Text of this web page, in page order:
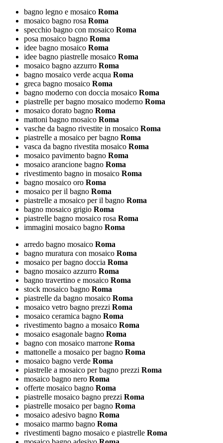
bagno legno e mosaico Roma
mosaico bagno rosa Roma
specchio bagno con mosaico Roma
posa mosaico bagno Roma
idee bagno mosaico Roma
idee bagno piastrelle mosaico Roma
mosaico bagno azzurro Roma
bagno mosaico verde acqua Roma
greca bagno mosaico Roma
bagno moderno con doccia mosaico Roma
piastrelle per bagno mosaico moderno Roma
mosaico dorato bagno Roma
mattoni bagno mosaico Roma
vasche da bagno rivestite in mosaico Roma
piastrelle a mosaico per bagno Roma
vasca da bagno rivestita mosaico Roma
mosaico pavimento bagno Roma
mosaico arancione bagno Roma
rivestimento bagno in mosaico Roma
bagno mosaico oro Roma
mosaico per il bagno Roma
piastrelle a mosaico per il bagno Roma
bagno mosaico grigio Roma
piastrelle bagno mosaico rosa Roma
immagini mosaico bagno Roma
arredo bagno mosaico Roma
bagno muratura con mosaico Roma
mosaico per bagno doccia Roma
bagno mosaico azzurro Roma
bagno travertino e mosaico Roma
stock mosaico bagno Roma
piastrelle da bagno mosaico Roma
mosaico vetro bagno prezzi Roma
mosaico ceramica bagno Roma
rivestimento bagno a mosaico Roma
mosaico esagonale bagno Roma
bagno con mosaico marrone Roma
mattonelle a mosaico per bagno Roma
mosaico bagno verde Roma
piastrelle a mosaico per bagno prezzi Roma
mosaico bagno nero Roma
offerte mosaico bagno Roma
piastrelle mosaico bagno prezzi Roma
piastrelle mosaico per bagno Roma
mosaico adesivo bagno Roma
mosaico marmo bagno Roma
rivestimenti bagno mosaico e piastrelle Roma